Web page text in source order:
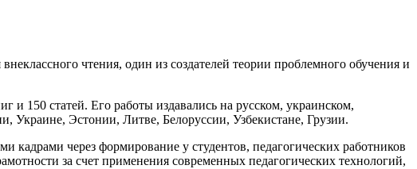
чтения, один из создателей теории проблемного обучения и
150 статей. Его работы издавались на русском, украинском,
Украине, Эстонии, Литве, Белоруссии, Узбекистане, Грузии.
кадрами через формирование у студентов, педагогических работников
за счет применения современных педагогических технологий,